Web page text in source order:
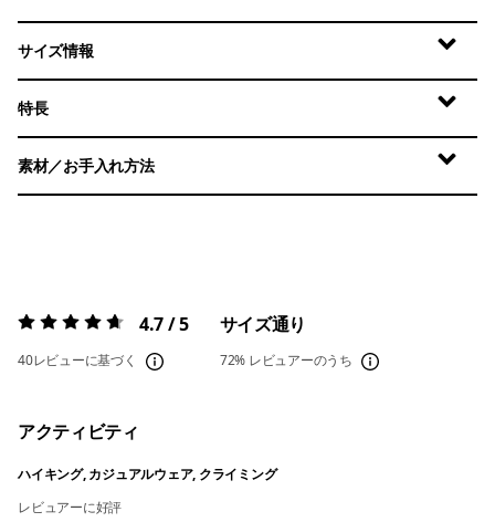
サイズ情報
特長
素材／お手入れ方法
評価:4.7 / 5 4.7 / 5
40レビューに基づく
サイズ通り
72% レビュアーのうち
アクティビティ
ハイキング, カジュアルウェア, クライミング
レビュアーに好評